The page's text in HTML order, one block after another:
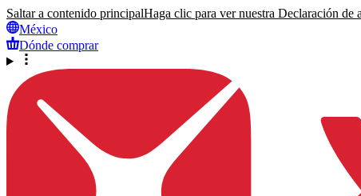
Saltar a contenido principalHaga clic para ver nuestra Declaración de
México
Dónde comprar